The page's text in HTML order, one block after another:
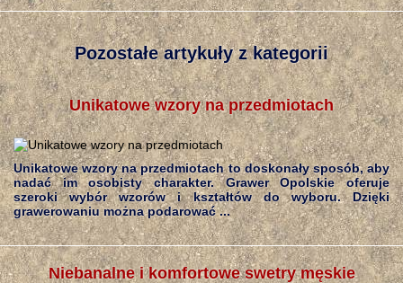
Pozostałe artykuły z kategorii
Unikatowe wzory na przedmiotach
Unikatowe wzory na przedmiotach to doskonały sposób, aby
nadać im osobisty charakter. Grawer Opolskie oferuje
szeroki wybór wzorów i kształtów do wyboru. Dzięki
grawerowaniu można podarować ...
Niebanalne i komfortowe swetry męskie